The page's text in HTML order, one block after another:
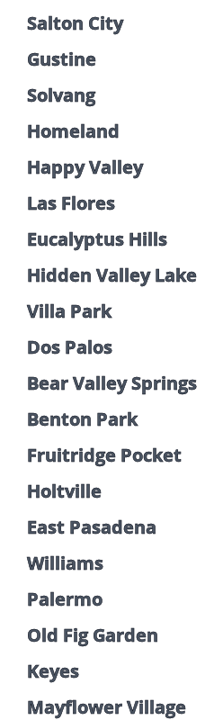
Salton City
Gustine
Solvang
Homeland
Happy Valley
Las Flores
Eucalyptus Hills
Hidden Valley Lake
Villa Park
Dos Palos
Bear Valley Springs
Benton Park
Fruitridge Pocket
Holtville
East Pasadena
Williams
Palermo
Old Fig Garden
Keyes
Mayflower Village